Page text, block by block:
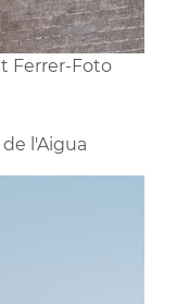
Ferrer-Foto
l'Aigua